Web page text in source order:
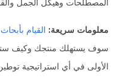
معلومات سريعة: القيام
سوف يستهلك منتجك وكيف
الأولى في أي استراتيجية